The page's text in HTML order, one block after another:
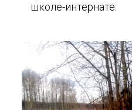
школе-интернате.